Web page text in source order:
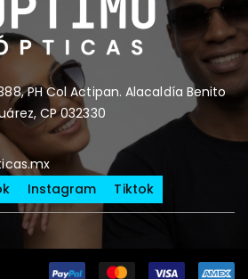
PH Col Actipan. Alacaldía Benito
CP 032330
Instagram Tiktok